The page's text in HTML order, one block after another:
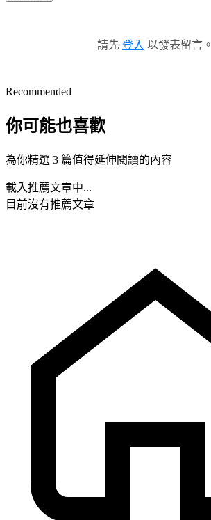
請先 登入 以發表留言。
Recommended
你可能也喜歡
為你精選 3 篇值得延伸閱讀的內容
載入推薦文章中...
目前沒有推薦文章